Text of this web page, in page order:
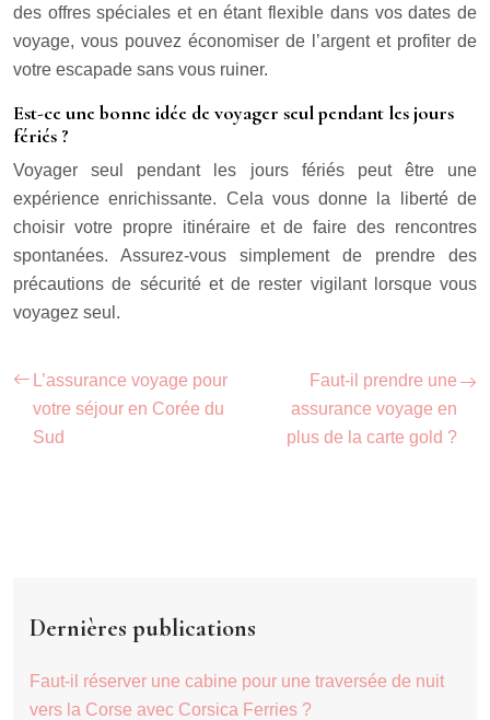
des offres spéciales et en étant flexible dans vos dates de
voyage, vous pouvez économiser de l’argent et profiter de
votre escapade sans vous ruiner.
Est-ce une bonne idée de voyager seul pendant les jours
fériés ?
Voyager seul pendant les jours fériés peut être une
expérience enrichissante. Cela vous donne la liberté de
choisir votre propre itinéraire et de faire des rencontres
spontanées. Assurez-vous simplement de prendre des
précautions de sécurité et de rester vigilant lorsque vous
voyagez seul.
L’assurance voyage pour
votre séjour en Corée du
Sud
Faut-il prendre une
assurance voyage en
plus de la carte gold ?
Dernières publications
Faut-il réserver une cabine pour une traversée de nuit
vers la Corse avec Corsica Ferries ?